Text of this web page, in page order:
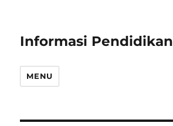
Informasi
MENU